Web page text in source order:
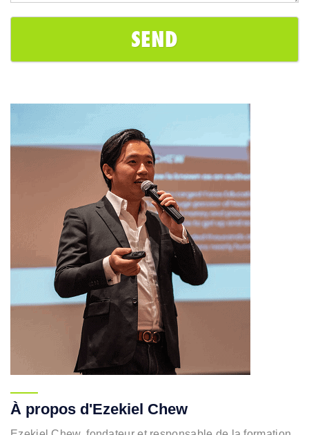
À propos d'Ezekiel Chew